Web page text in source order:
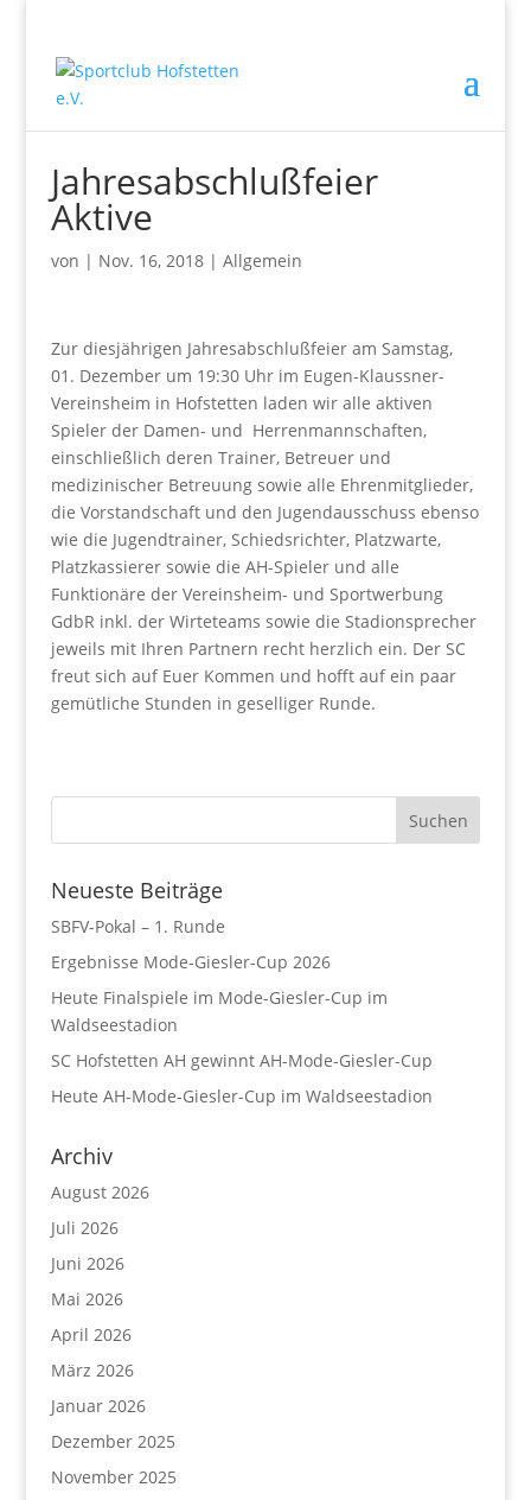
Jahresabschlußfeier
Aktive
von | Nov. 16, 2018| Allgemein
Zur diesjährigen Jahresabschlußfeier am Samstag,
01. Dezember um 19:30 Uhr im Eugen-Klaussner-
Vereinsheim in Hofstetten laden wir alle aktiven
Spieler der Damen- und Herrenmannschaften,
einschließlich deren Trainer, Betreuer und
medizinischer Betreuung sowie alle Ehrenmitglieder,
die Vorstandschaft und den Jugendausschuss ebenso
wie die Jugendtrainer, Schiedsrichter, Platzwarte,
Platzkassierer sowie die AH-Spieler und alle
Funktionäre der Vereinsheim- und Sportwerbung
GdbR inkl. der Wirteteams sowie die Stadionsprecher
jeweils mit Ihren Partnern recht herzlich ein. Der SC
freut sich auf Euer Kommen und hofft auf ein paar
gemütliche Stunden in geselliger Runde.
Neueste Beiträge
SBFV-Pokal – 1. Runde
Ergebnisse Mode-Giesler-Cup 2026
Heute Finalspiele im Mode-Giesler-Cup im
Waldseestadion
SC Hofstetten AH gewinnt AH-Mode-Giesler-Cup
Heute AH-Mode-Giesler-Cup im Waldseestadion
Archiv
August 2026
Juli 2026
Juni 2026
Mai 2026
April 2026
März 2026
Januar 2026
Dezember 2025
November 2025